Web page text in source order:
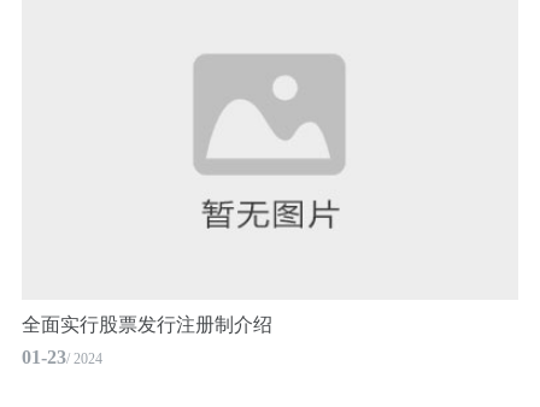
全面实行股票发行注册制介绍
01-23/ 2024